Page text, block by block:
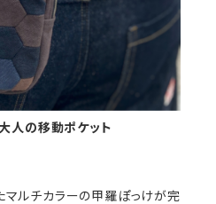
人の移動ポケット
ルチカラーの甲羅ぽっけが完